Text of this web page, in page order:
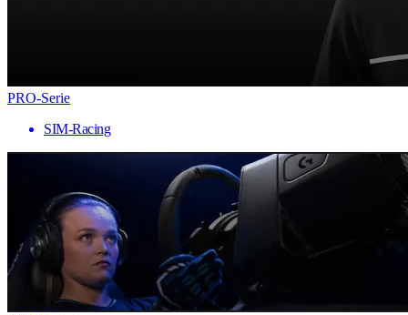
PRO-Serie
SIM-Racing